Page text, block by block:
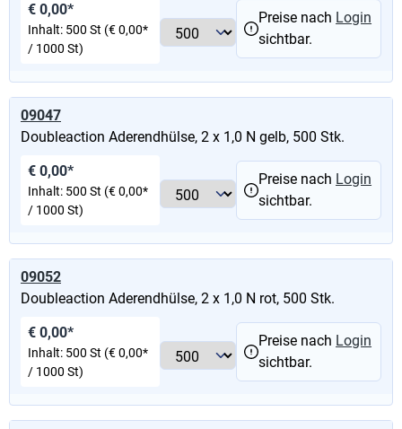
€ 0,00*
Inhalt: 500 St (€ 0,00*
/ 1000 St)
Preise nach Login
sichtbar.
09047
Doubleaction Aderendhülse, 2 x 1,0 N gelb, 500 Stk.
€ 0,00*
Inhalt: 500 St (€ 0,00*
/ 1000 St)
Preise nach Login
sichtbar.
09052
Doubleaction Aderendhülse, 2 x 1,0 N rot, 500 Stk.
€ 0,00*
Inhalt: 500 St (€ 0,00*
/ 1000 St)
Preise nach Login
sichtbar.